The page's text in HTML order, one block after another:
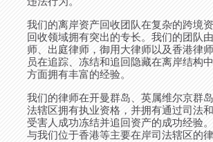
我们的离岸资产回收团队在复杂的跨境
回收领域拥有突出的专长。我们的团队
师、出庭律师，御用大律师以及香港律
员在追踪、冻结和追回隐藏在离岸结构
方面拥有丰富的经验。
我们的律师在开曼群岛、英属维尔京群
法辖区拥有执业资格，并拥有通过司法
受害人成功冻结并追回资产的成功经验
与我们位于香港等主要在岸司法辖区的